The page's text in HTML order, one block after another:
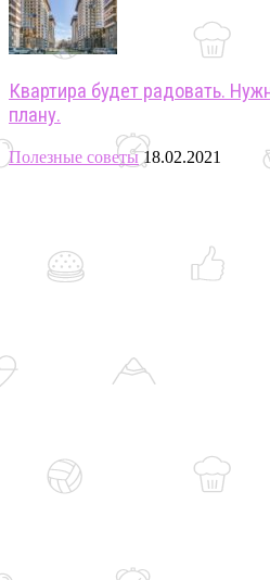
Квартира будет радовать.
плану.
Полезные советы 18.02.2021